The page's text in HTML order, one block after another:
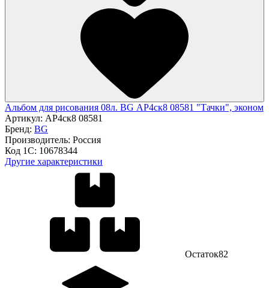
Альбом для рисования 08л. BG АР4ск8 08581 "Тачки", эконом
Артикул: АР4ск8 08581
Бренд: BG
Производитель: Россия
Код 1С: 10678344
Другие характеристики
Остаток82